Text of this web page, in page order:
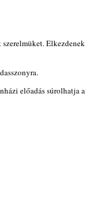
Elkezdenek
előadás súrolhatja a